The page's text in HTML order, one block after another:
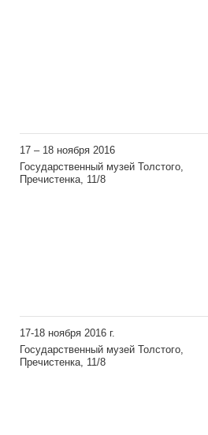
17 – 18 ноября 2016
Государственный музей Толстого,
Пречистенка, 11/8
17-18 ноября 2016 г.
Государственный музей Толстого,
Пречистенка, 11/8